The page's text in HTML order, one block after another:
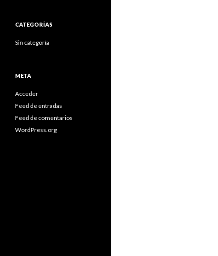
CATEGORÍAS
Sin categoría
META
Acceder
Feed de entradas
Feed de comentarios
WordPress.org